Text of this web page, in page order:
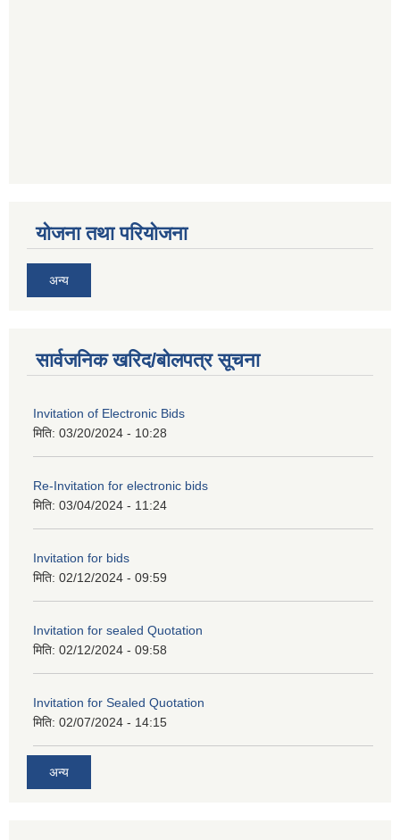
योजना तथा परियोजना
अन्य
सार्वजनिक खरिद/बोलपत्र सूचना
Invitation of Electronic Bids
मिति: 03/20/2024 - 10:28
Re-Invitation for electronic bids
मिति: 03/04/2024 - 11:24
Invitation for bids
मिति: 02/12/2024 - 09:59
Invitation for sealed Quotation
मिति: 02/12/2024 - 09:58
Invitation for Sealed Quotation
मिति: 02/07/2024 - 14:15
अन्य